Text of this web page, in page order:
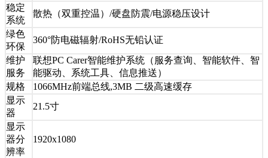
稳定
系统
散热（双重控温）/硬盘防震/电源稳压设计
绿色
环保
360°防电磁辐射/RoHS无铅认证
维护
服务
联想PC Carer智能维护系统（服务查询、智能软件、智
能驱动、系统工具、信息推送）
规格
1066MHz前端总线,3MB 二级高速缓存
显示
器
21.5寸
显示
器分
辨率
1920x1080